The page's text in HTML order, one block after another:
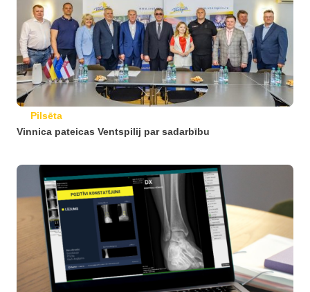
Pilsēta
Vinnica pateicas Ventspilij par sadarbību